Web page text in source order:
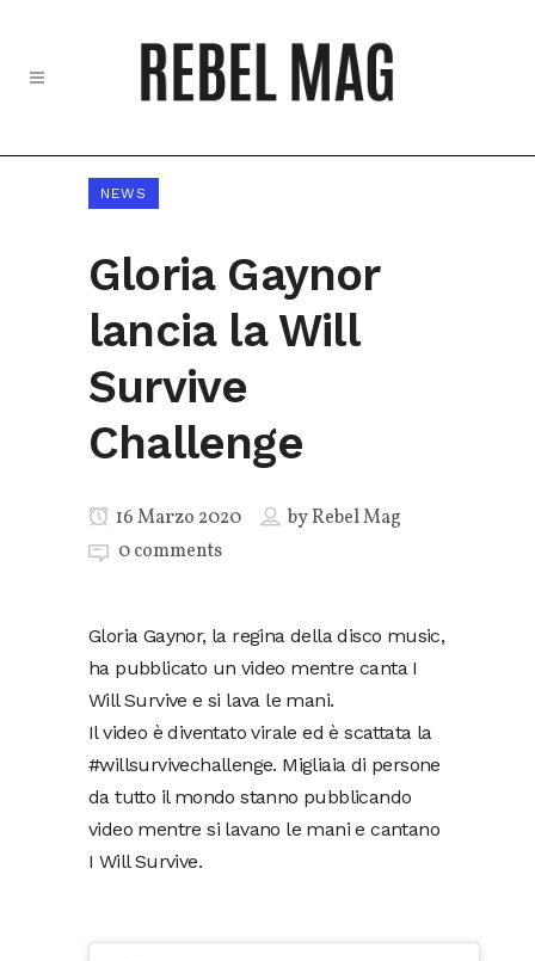
NEWS
Gloria Gaynor
lancia la Will
Survive
Challenge
16 Marzo 2020 byRebel Mag
0 comments
Gloria Gaynor, la regina della disco music,
ha pubblicato un video mentre canta I
Will Survive e si lava le mani.
Il video è diventato virale ed è scattata la
#willsurvivechallenge. Migliaia di persone
da tutto il mondo stanno pubblicando
video mentre si lavano le mani e cantano
I Will Survive.